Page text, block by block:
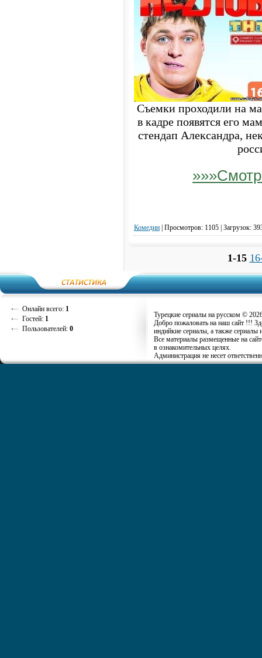
Съемки проходили на
в кадре появятся его
стендап Александра,
Комедии Просмотров: 1105 | Загрузок:
1-15
Онлайн всего: 1
Гостей: 1
Пользователей: 0
Турецкие сериалы на русском ©
Добро пожаловать на наш сайт !!!
индийкие сериалы, а также сериалы
Все материалы размещенные на
в ознакомительных целях.
Администрация не несет